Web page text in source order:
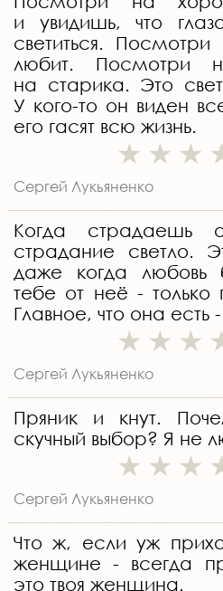
и увидишь, что
светиться.
любит. Посмотри
на старика. Это
У кого-то он виден
его гасят всю жизнь.
Сергей Лукьяненко
Когда
страдание светло.
даже когда любовь
тебе от неё - только
Главное, что она есть
Сергей Лукьяненко
Пряник и кнут.
скучный выбор? Я не
Сергей Лукьяненко
Что ж, если уж
женщине - всегда
это твоя женщина.